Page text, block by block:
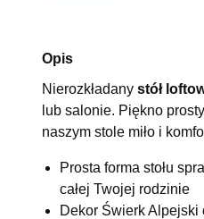
Opis
Nierozkładany stół
lub salonie. Piękno
naszym stole miło i
Prosta forma stołu
całej Twojej rodzinie
Dekor Świerk Alpejski